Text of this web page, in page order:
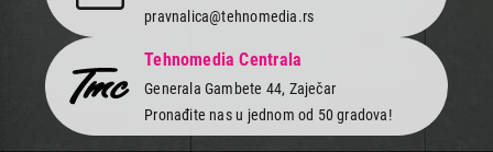
pravnalica@tehnomedia.rs
Tehnomedia Centrala
Generala Gambete 44, Zaječar
Pronađite nas u jednom od 50 gradova!